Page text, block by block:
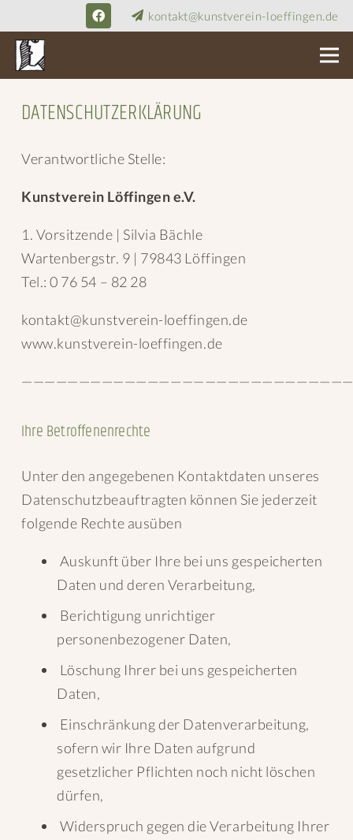
kontakt@kunstverein-loeffingen.de
DATENSCHUTZERKLÄRUNG
Verantwortliche Stelle:
Kunstverein Löffingen e.V.
1. Vorsitzende | Silvia Bächle
Wartenbergstr. 9 | 79843 Löffingen
Tel.: 0 76 54 – 82 28
kontakt@kunstverein-loeffingen.de
www.kunstverein-loeffingen.de
Ihre Betroffenenrechte
Unter den angegebenen Kontaktdaten unseres
Datenschutzbeauftragten können Sie jederzeit
folgende Rechte ausüben
Auskunft über Ihre bei uns gespeicherten
Daten und deren Verarbeitung,
Berichtigung unrichtiger
personenbezogener Daten,
Löschung Ihrer bei uns gespeicherten
Daten,
Einschränkung der Datenverarbeitung,
sofern wir Ihre Daten aufgrund
gesetzlicher Pflichten noch nicht löschen
dürfen,
Widerspruch gegen die Verarbeitung Ihrer